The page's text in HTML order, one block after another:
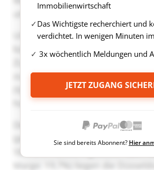
Immobilienwirtschaft
Das Wichtigste recherchiert und
verdichtet. In wenigen Minuten
3x wöchentlich Meldungen und
JETZT ZUGANG
Sie sind bereits Abonnent? Hier